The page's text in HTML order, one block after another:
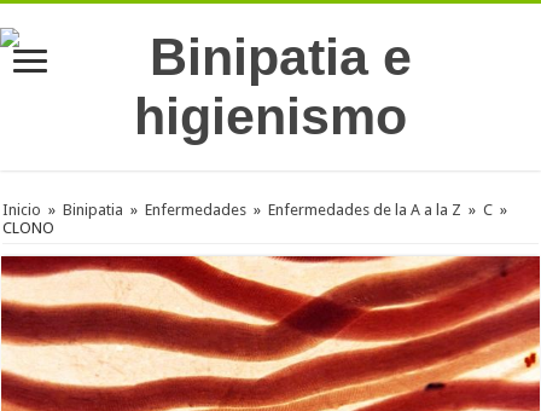
Inicio » Binipatia » Enfermedades » Enfermedades de la A a la Z » C »
CLONO